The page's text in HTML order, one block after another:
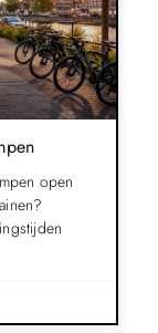
open